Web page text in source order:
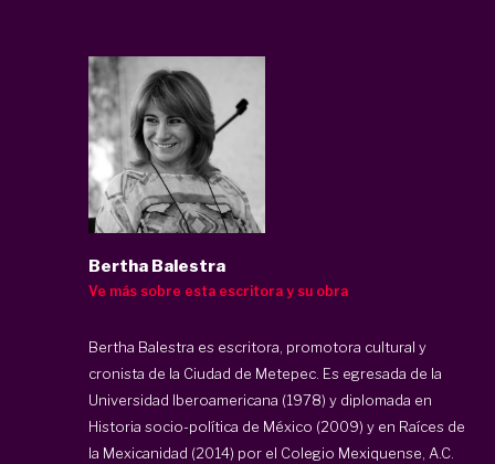
Bertha Balestra
Ve más sobre esta escritora y su obra
Bertha Balestra es escritora, promotora cultural y
cronista de la Ciudad de Metepec. Es egresada de la
Universidad Iberoamericana (1978) y diplomada en
Historia socio-política de México (2009) y en Raíces de
la Mexicanidad (2014) por el Colegio Mexiquense, A.C.